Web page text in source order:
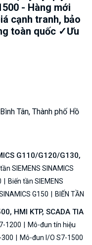
- Hàng mới
cạnh tranh, bảo
toàn quốc ✓Ưu
Tân, Thành phố Hồ
G110/G120/G130,
SIEMENS SINAMICS
Biến tần SIEMENS
G150 BIẾN TẦN
HMI KTP, SCADA TIA
1200
Mô-đun tín hiệu
300
Mô-đun I/O S7-1500